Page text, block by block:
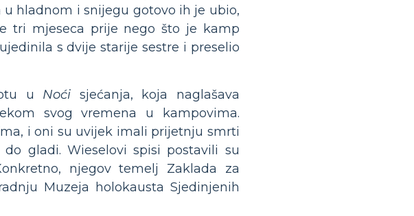
hladnom i snijegu gotovo ih je ubio,
tri mjeseca prije nego što je kamp
s dvije starije sestre i preselio
u Noći sjećanja, koja naglašava
svog vremena u kampovima.
i oni su uvijek imali prijetnju smrti
gladi. Wieselovi spisi postavili su
njegov temelj Zaklada za
Muzeja holokausta Sjedinjenih